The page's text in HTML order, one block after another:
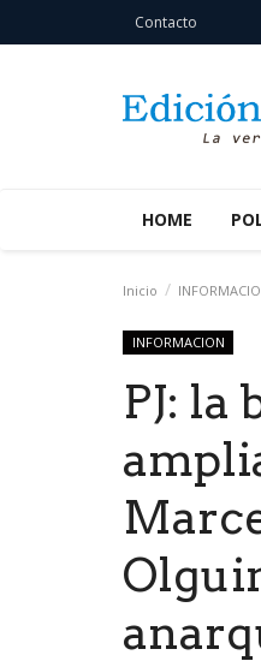
Contacto
HOME
Inicio
INFORMACION
PJ: la